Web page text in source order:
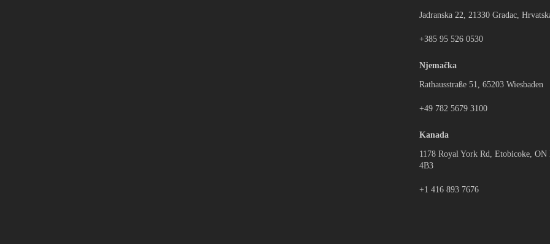
Jadranska 22, 21330 Gradac,
+385 95 526 0530
Njemačka
Rathausstraße 51, 65203 Wiesbaden
+49 782 5679 3100
Kanada
1178 Royal York Rd, Etobicoke, ON
4B3
+1 416 893 7676